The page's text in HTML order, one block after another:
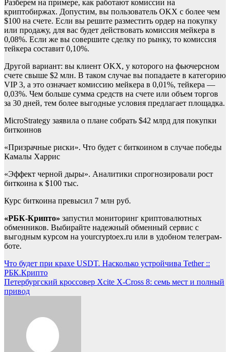
Разберем на примере, как работают комиссии на
криптобиржах. Допустим, вы пользователь OKX с более чем
$100 на счете. Если вы решите разместить ордер на покупку
или продажу, для вас будет действовать комиссия мейкера в
0,08%. Если же вы совершите сделку по рынку, то комиссия
тейкера составит 0,10%.
Другой вариант: вы клиент OKX, у которого на фьючерсном
счете свыше $2 млн. В таком случае вы попадаете в категорию
VIP 3, а это означает комиссию мейкера в 0,01%, тейкера —
0,03%. Чем больше сумма средств на счете или объем торгов
за 30 дней, тем более выгодные условия предлагает площадка.
MicroStrategy заявила о плане собрать $42 млрд для покупки
биткоинов
«Призрачные риски». Что будет с биткоином в случае победы
Камалы Харрис
«Эффект черной дыры». Аналитики спрогнозировали рост
биткоина к $100 тыс.
Курс биткоина превысил 7 млн руб.
«РБК-Крипто» запустил мониторинг криптовалютных
обменников. Выбирайте надежный обменный сервис с
выгодным курсом на yourcryptoex.ru или в удобном телеграм-
боте.
Навигация
по
записям
Что будет при крахе USDT. Насколько устройчива Tether ::
РБК.Крипто
Петербургский кроссовер Xcite X-Cross 8: семь мест и полный
привод